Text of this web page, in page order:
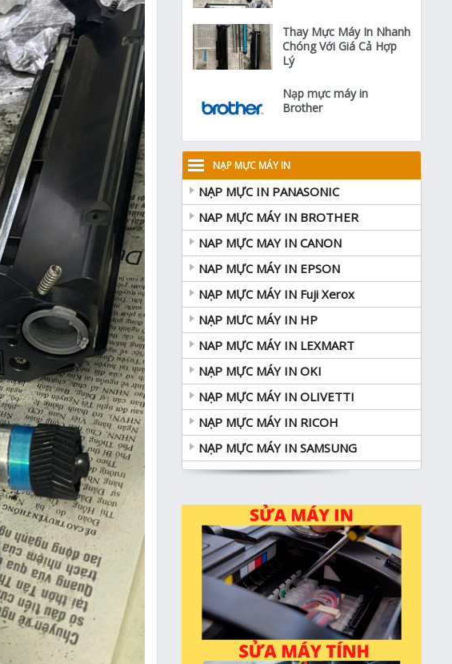
Thay Mực Máy In Nhanh
Chóng Với Giá Cả Hợp
Lý
Nạp mực máy in
Brother
NẠP MỰC MÁY IN
NẠP MỰC IN PANASONIC
NAP MỰC MÁY IN BROTHER
NAP MỰC MAY IN CANON
NAP MỰC MÁY IN EPSON
NẠP MỰC MÁY IN Fuji Xerox
NẠP MƯC MÁY IN HP
NAP MỰC MÁY IN LEXMART
NẠP MỰC MÁY IN OKI
NẠP MỰC MÁY IN OLIVETTI
NẠP MỰC MÁY IN RICOH
NẠP MỰC MÁY IN SAMSUNG